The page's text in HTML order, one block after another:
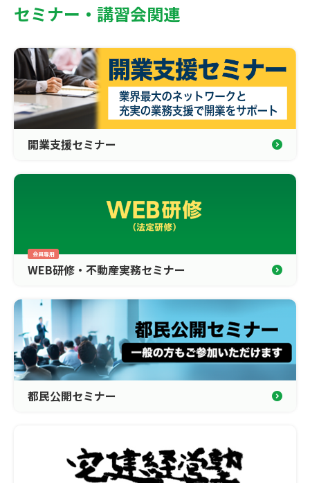
セミナー・講習会関連
開業支援セミナー
WEB研修・不動産実務セミナー
都民公開セミナー